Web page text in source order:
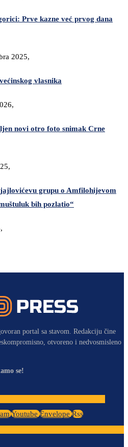
Prve kazne već prvog dana
2025,
vlasnika
novi otro foto snimak Crne
grupu o Amfilohijevom
bih pozlatio“
portal sa stavom. Redakciju čine
otvoreno i nedvosmisleno
se!
Youtube Envelope Rss